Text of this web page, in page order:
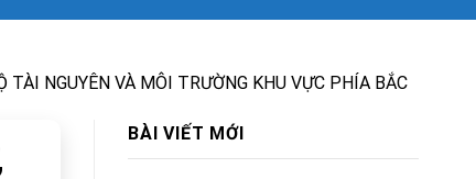
NGUYÊN VÀ MÔI TRƯỜNG KHU VỰC PHÍA BẮC
BÀI VIẾT MỚI